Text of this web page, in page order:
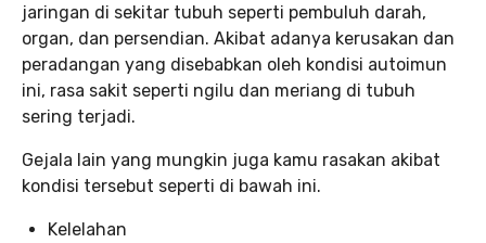
jaringan di sekitar tubuh seperti pembuluh darah,
organ, dan persendian. Akibat adanya kerusakan dan
peradangan yang disebabkan oleh kondisi autoimun
ini, rasa sakit seperti ngilu dan meriang di tubuh
sering terjadi.
Gejala lain yang mungkin juga kamu rasakan akibat
kondisi tersebut seperti di bawah ini.
Kelelahan